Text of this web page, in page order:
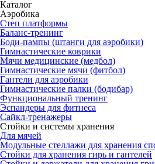
Каталог
Аэробика
Степ платформы
Баланс-тренинг
Боди-пампы (штанги для аэробики)
Гимнастические коврики
Мячи медицинские (медбол)
Гимнастические мячи (фитбол)
Гантели для аэробики
Гимнастические палки (бодибар)
Функциональный тренинг
Эспандеры для фитнеса
Сайкл-тренажеры
Стойки и системы хранения
Для мячей
Модульные стеллажи для хранения
Стойки для хранения гирь и гантелей